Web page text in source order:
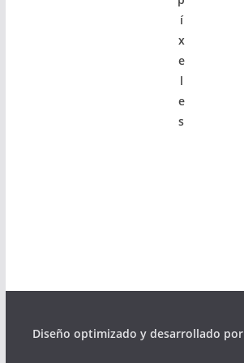
í
x
e
l
e
s
Diseño optimizado y desarrollado por